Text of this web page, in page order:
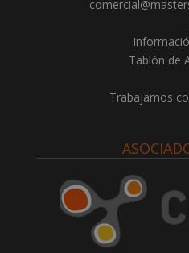
Tablón de
Trabajamos